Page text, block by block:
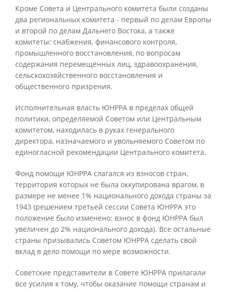
Кроме Совета и Центрального комитета были созданы
два региональных комитета - первый по делам Европы
и второй по делам Дальнего Востока, а также
комитеты: снабжения, финансового контроля,
промышленного восстановления, по вопросам
содержания перемещённых лиц, здравоохранения,
сельскохозяйственного восстановления и
общественного призрения.
Исполнительная власть ЮНРРА в пределах общей
политики, определяемой Советом или Центральным
комитетом, находилась в руках генерального
директора, назначаемого и увольняемого Советом по
единогласной рекомендации Центрального комитета.
Фонд помощи ЮНРРА слагался из взносов стран,
территория которых не была оккупирована врагом, в
размере не менее 1% национального дохода страны за
1943 (решением третьей сессии Совета ЮНРРА это
положение было изменено: взнос в фонд ЮНРРА был
увеличен до 2% национального дохода). Все остальные
страны призывались Советом ЮНРРА сделать свой
вклад в дело помощи по мере возможности.
Советские представители в Совете ЮНРРА прилагали
все усилия к тому, чтобы оказание помощи странам и